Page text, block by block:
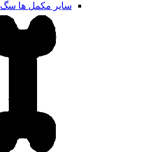
سایر مکمل ها سگ